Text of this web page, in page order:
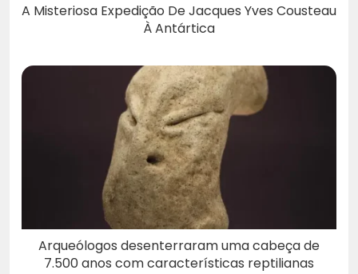
A Misteriosa Expedição De Jacques Yves Cousteau
À Antártica
Arqueólogos desenterraram uma cabeça de
7.500 anos com características reptilianas